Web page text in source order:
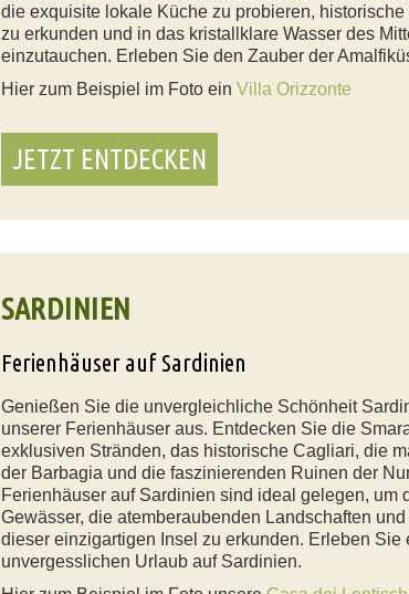
die exquisite lokale Küche zu probieren,
zu erkunden und in das kristallklare Wasser des
einzutauchen. Erleben Sie den Zauber der
Hier zum Beispiel im Foto ein Villa Orizzonte
JETZT ENTDECKEN
SARDINIEN
Ferienhäuser auf Sardinien
Genießen Sie die unvergleichliche Schönheit
unserer Ferienhäuser aus. Entdecken Sie die
exklusiven Stränden, das historische Cagliari, die
der Barbagia und die faszinierenden Ruinen der
Ferienhäuser auf Sardinien sind ideal gelegen, um
Gewässer, die atemberaubenden Landschaften
dieser einzigartigen Insel zu erkunden. Erleben Sie
unvergesslichen Urlaub auf Sardinien.